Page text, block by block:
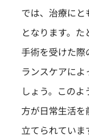
では、治療に
となります。
手術を受けた際
ランスケアに
しょう。この
方が日常生活を
立てられていま